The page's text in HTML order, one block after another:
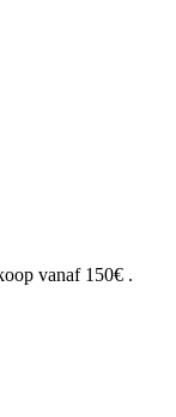
vanaf 150€ .